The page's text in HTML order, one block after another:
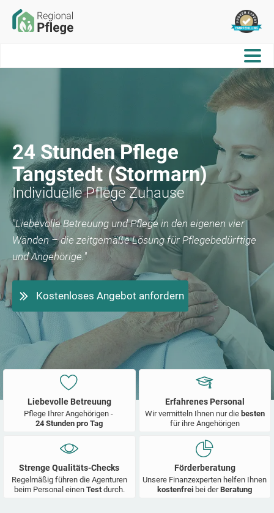
24 Stunden Pflege
Tangstedt (Stormarn)
Individuelle Pflege Zuhause
"Liebevolle Betreuung und Pflege in den eigenen vier
Wänden – die zeitgemäße Lösung für Pflegebedürftige
und Angehörige."
Kostenloses Angebot anfordern
Liebevolle Betreuung
Pflege Ihrer Angehörigen -
24 Stunden pro Tag
Erfahrenes Personal
Wir vermitteln Ihnen nur die besten
für ihre Angehörigen
Strenge Qualitäts-Checks
Regelmäßig führen die Agenturen
beim Personal einen Test durch.
Förderberatung
Unsere Finanzexperten helfen Ihnen
kostenfrei bei derBeratung